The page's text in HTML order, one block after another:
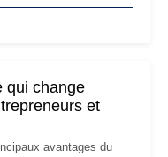
à un environnement
qui change
et
avantages du